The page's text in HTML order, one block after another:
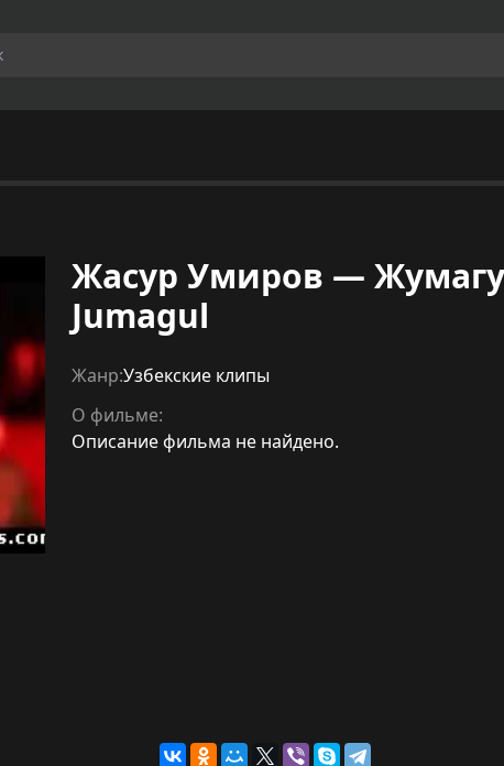
Жасур Умиров —
Jumagul
Жанр:Узбекские клипы
О фильме:
Описание фильма не найдено.